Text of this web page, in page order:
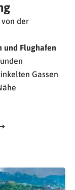
der
und Flughafen
Gassen